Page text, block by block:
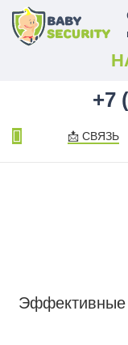
+7
📩 СВЯЗЬ
Эффективные